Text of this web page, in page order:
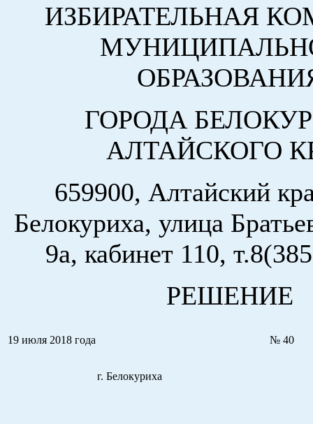
ИЗБИРАТЕЛЬНАЯ
ГОРОДА
АЛТАЙСКОГО
659900, Алтайский
Белокуриха, улица
9а, кабинет 110,
РЕШЕНИЕ
19 июля 2018 года № 40
г. Белокуриха